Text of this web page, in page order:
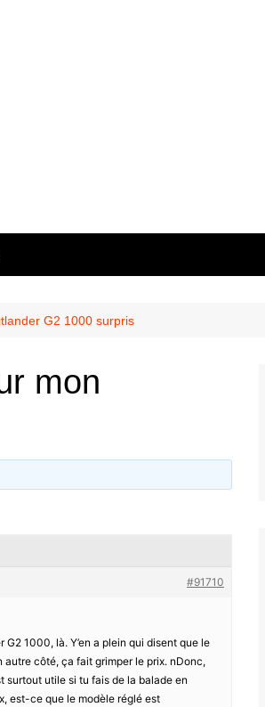
G2 1000 surpris
mon
#91710
1000, là. Y’en a plein qui disent que le
autre côté, ça fait grimper le prix. nDonc,
surtout utile si tu fais de la balade en
est-ce que le modèle réglé est